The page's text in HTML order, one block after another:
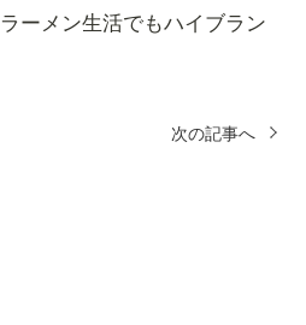
ラーメン生活でもハイブラン
次の記事へ